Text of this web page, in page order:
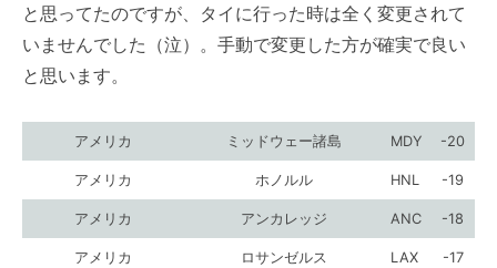
と思ってたのですが、タイに行った時は全く変更されて
いませんでした（泣）。手動で変更した方が確実で良い
と思います。
アメリカ ミッドウェー諸島 MDY -20
アメリカ ホノルル HNL -19
アメリカ アンカレッジ ANC -18
アメリカ ロサンゼルス LAX -17